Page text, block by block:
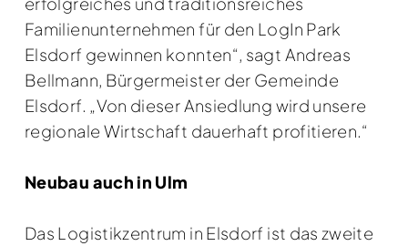
Familienunternehmen für den LogIn Park
Elsdorf gewinnen konnten“, sagt Andreas
Bellmann, Bürgermeister der Gemeinde
Elsdorf. „Von dieser Ansiedlung wird unsere
regionale Wirtschaft dauerhaft profitieren.“
Neubau auch in Ulm
Das Logistikzentrum in Elsdorf ist das zweite